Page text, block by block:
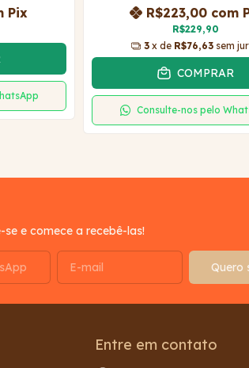
Pix
R$229,90
R$223,00 com
3 x de R$76,63 sem
COMPRAR
Consulte-nos pelo
e comece a recebê-las!
Entre em contato